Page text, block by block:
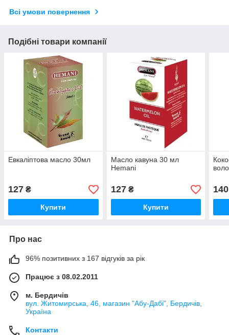
Всі умови повернення
Подібні товари компанії
Евкаліптова масло 30мл
127 ₴
Купити
Масло кавуна 30 мл
Hemani
127₴
Купити
140
Про нас
96% позитивних з 167 відгуків за рік
Працює з 08.02.2011
м. Бердичів
вул. Житомирська, 46, магазин "Абу-Дабі", Бердичів,
Україна
Контакти